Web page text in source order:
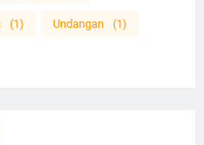
(1) Undangan (1)